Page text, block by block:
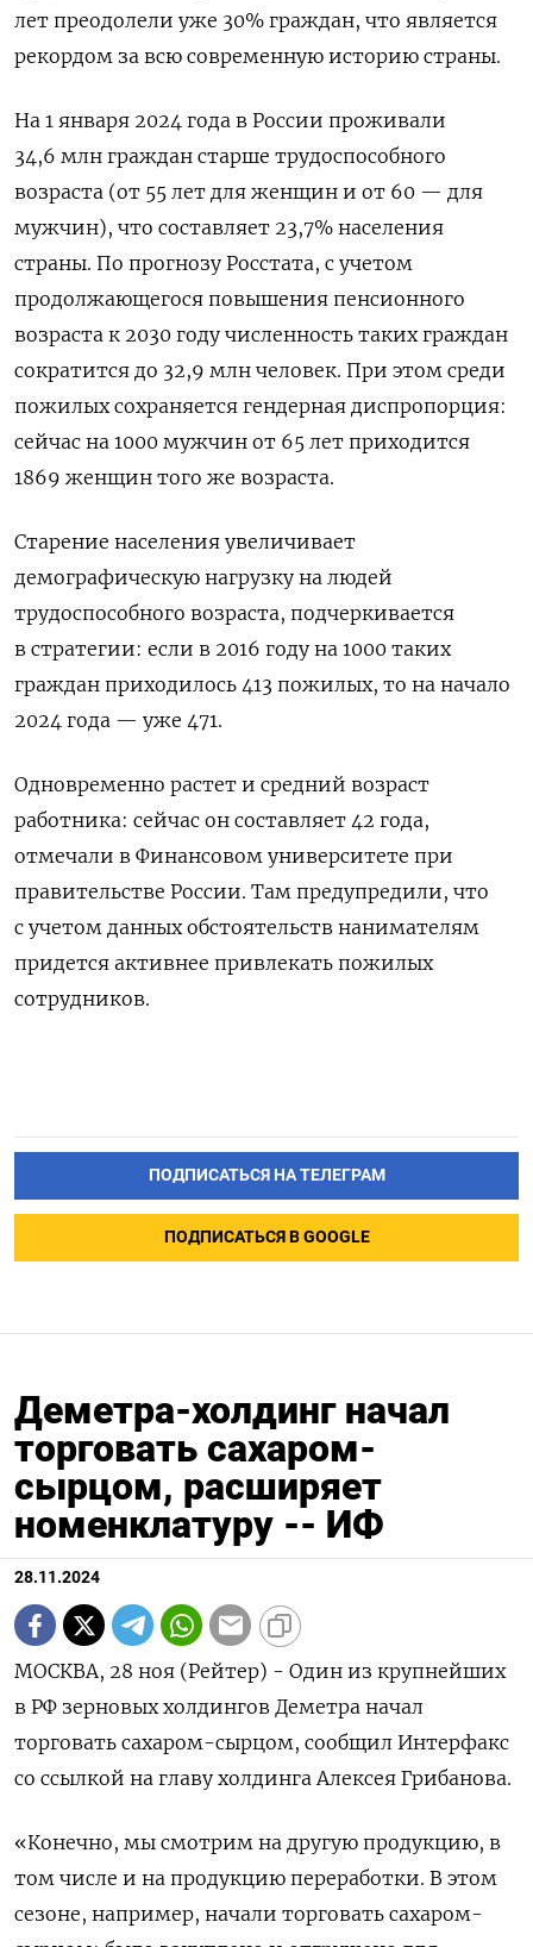
лет преодолели уже 30% граждан, что является
рекордом за всю современную историю страны.
На 1 января 2024 года в России проживали
34,6 млн граждан старше трудоспособного
возраста (от 55 лет для женщин и от 60 — для
мужчин), что составляет 23,7% населения
страны. По прогнозу Росстата, с учетом
продолжающегося повышения пенсионного
возраста к 2030 году численность таких граждан
сократится до 32,9 млн человек. При этом среди
пожилых сохраняется гендерная диспропорция:
сейчас на 1000 мужчин от 65 лет приходится
1869 женщин того же возраста.
Старение населения увеличивает
демографическую нагрузку на людей
трудоспособного возраста, подчеркивается
в стратегии: если в 2016 году на 1000 таких
граждан приходилось 413 пожилых, то на начало
2024 года — уже 471.
Одновременно растет и средний возраст
работника: сейчас он составляет 42 года,
отмечали в Финансовом университете при
правительстве России. Там предупредили, что
с учетом данных обстоятельств нанимателям
придется активнее привлекать пожилых
сотрудников.
ПОДПИСАТЬСЯ НА ТЕЛЕГРАМ
ПОДПИСАТЬСЯ В GOOGLE
Деметра-холдинг начал
торговать сахаром-
сырцом, расширяет
номенклатуру -- ИФ
28.11.2024
МОСКВА, 28 ноя (Рейтер) - Один из крупнейших
в РФ зерновых холдингов Деметра начал
торговать сахаром-сырцом, сообщил Интерфакс
со ссылкой на главу холдинга Алексея Грибанова.
«Конечно, мы смотрим на другую продукцию, в
том числе и на продукцию переработки. В этом
сезоне, например, начали торговать сахаром-